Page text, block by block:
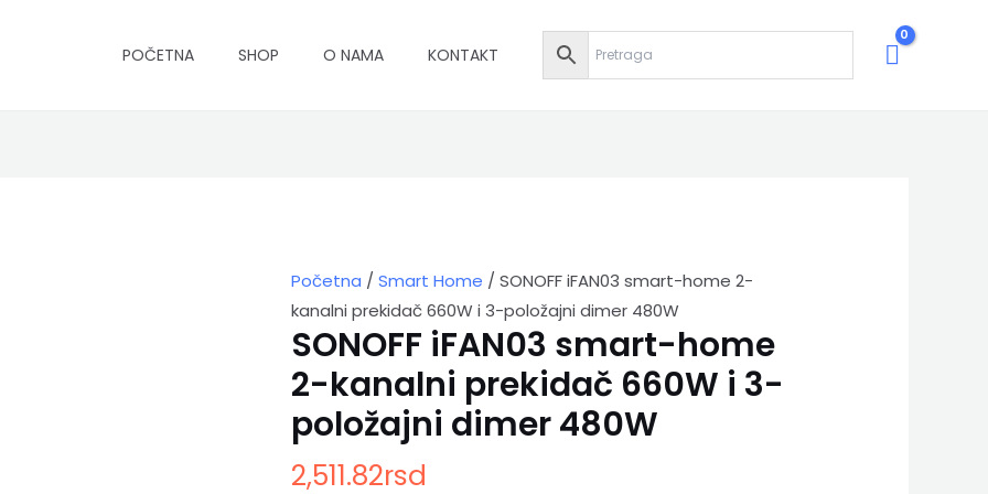
POČETNA SHOP O NAMA KONTAKT
Početna / Smart Home / SONOFF iFAN03 smart-home 2-
kanalni prekidač 660W i 3-položajni dimer 480W
SONOFF iFAN03 smart-home
2-kanalni prekidač 660W i 3-
položajni dimer 480W
2,511.82rsd
2-
prekidač
660W
3-
položajni
dimer
količina